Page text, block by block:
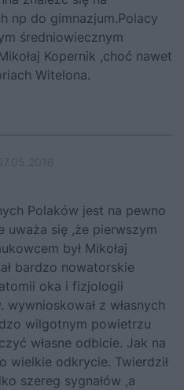
np do gimnazjum.Polacy
średniowiecznym
Kopernik ,choć nawet
Witelona.
Polaków jest na pewno
uważa się ,że pierwszym
był Mikołaj
bardzo nowatorskie
oka i fizjologii
wywnioskował z własnych
wilgotnym powietrzu
własne odbicie. Jak na
wielkie odkrycie. Twierdził
szereg sygnałów ,a